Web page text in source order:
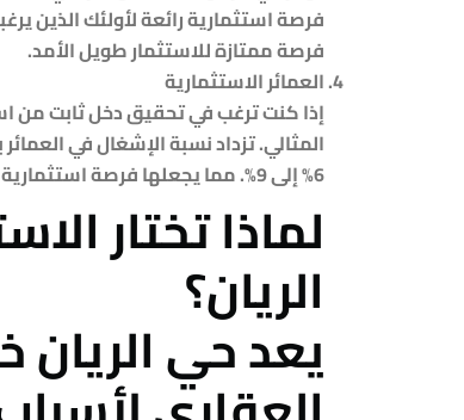
فرصة استثمارية رائعة لأولئك الذين
فرصة ممتازة للاستثمار طويل الأمد.
العمائر الاستثمارية
إذا كنت ترغب في تحقيق دخل ثابت من
المثالي. تزداد نسبة الإشغال في
6% إلى 9%. مما يجعلها فرصة استثمارية مغرية للمستثمرين.
لماذا تختار
الريان؟
يعد حي الريان